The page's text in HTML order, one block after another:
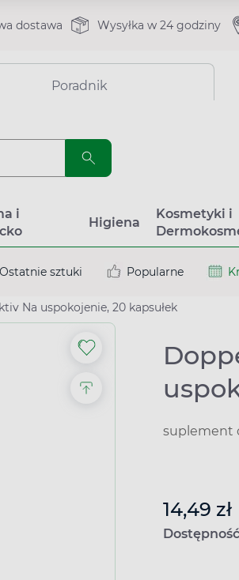
dostawa Wysyłka w 24 godziny
Poradnik
i
Higiena
Kosmetyki i
Ostatnie sztuki Popularne
Na uspokojenie, 20 kapsułek
suplement
14,49 zł